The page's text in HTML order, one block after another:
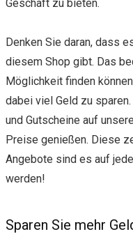
Geschäft zu bieten.
Denken Sie daran, dass
diesem Shop gibt. Das
Möglichkeit finden
dabei viel Geld zu
und Gutscheine auf
Preise genießen. Diese
Angebote sind es auf
werden!
Sparen Sie mehr